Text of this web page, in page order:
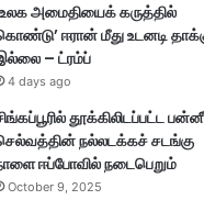
அமைதியைக் கருத்தில்
ஈரான் மீது உடனடி
– ட்ரம்ப்
4 days ago
தூக்கிலிடப்பட்ட
நல்லடக்கச் சடங்கு
ஈப்போவில் நடைபெறும்
October 9, 2025